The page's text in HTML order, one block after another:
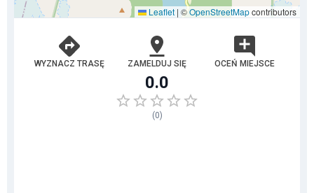
Leaflet | ©OpenStreetMapcontributors
WYZNACZ TRASĘ ZAMELDUJ SIĘ OCEŃ MIEJSCE
0.0
(0)